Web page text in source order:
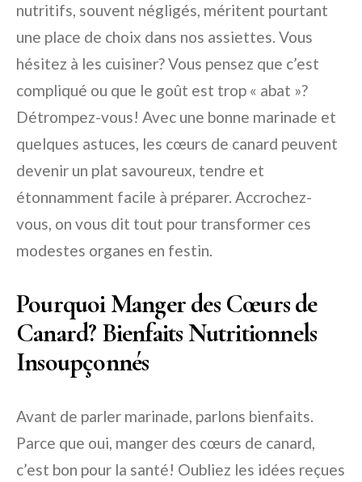
nutritifs, souvent négligés, méritent pourtant
une place de choix dans nos assiettes. Vous
hésitez à les cuisiner? Vous pensez que c’est
compliqué ou que le goût est trop « abat »?
Détrompez-vous! Avec une bonne marinade et
quelques astuces, les cœurs de canard peuvent
devenir un plat savoureux, tendre et
étonnamment facile à préparer. Accrochez-
vous, on vous dit tout pour transformer ces
modestes organes en festin.
Pourquoi Manger des Cœurs de
Canard? Bienfaits Nutritionnels
Insoupçonnés
Avant de parler marinade, parlons bienfaits.
Parce que oui, manger des cœurs de canard,
c’est bon pour la santé! Oubliez les idées reçues